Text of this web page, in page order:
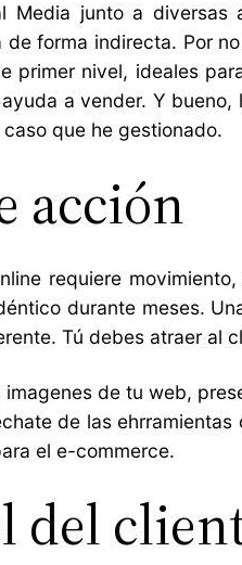
Media junto a
forma indirecta. Por
primer nivel, ideales
a vender. Y
que he gestionado.
acción
requiere
durante meses.
Tú debes atraer al
de tu web,
de las
el e-commerce.
del